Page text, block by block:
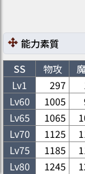
能力素質
SS
物攻
Lv1
297
Lv60 1005
Lv65 1065
Lv70 1125
Lv75 1185
Lv80 1245